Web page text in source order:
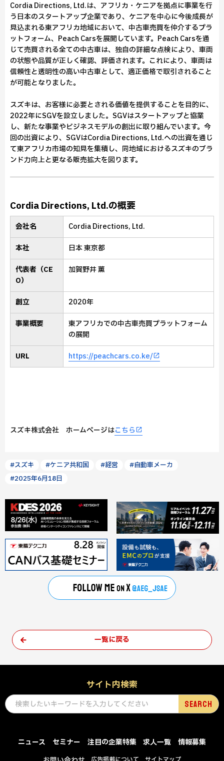
Cordia Directions, Ltd.は、アフリカ・ケニアを拠点に事業を行
う日本のスタートアップ企業であり、ケニアを中心に今後成長が
見込まれる東アフリカ地域において、中古車売買を仲介するプラ
ットフォーム、Peach Carsを展開しています。Peach Carsを通
じて売買される全ての中古車は、独自の詳細な点検により、車両
の状態や品質が正しく確認、評価されます。これにより、車両は
信頼性と透明性の高い中古車として、適正価格で取引されること
が可能となりました。
スズキは、お客様に必要とされる価値を提供することを目的に、
2022年にSGVを設立しました。SGVはスタートアップと協業
し、新たな事業やビジネスモデルの創出に取り組んでいます。今
回の出資により、SGVはCordia Directions, Ltd.への出資を通じ
て東アフリカ市場の知見を集積し、同地域におけるスズキのブラ
ンド力向上と更なる販売拡大を図ります。
Cordia Directions, Ltd.の概要
会社名 Cordia Directions, Ltd.
本社 日本 東京都
代表者（CE
O）
加賀野井 薫
創立 2020年
事業概要
東アフリカでの中古車売買プラットフォーム
の展開
URL https://peachcars.co.ke/
スズキ株式会社 ホームページはこちら
#スズキ #ケニア共和国 #経営
#自動車メーカ
#2025年6月18日
一覧に戻る
サイト内検索
ニュース セミナー 注目の企業特集 求人一覧
情報募集